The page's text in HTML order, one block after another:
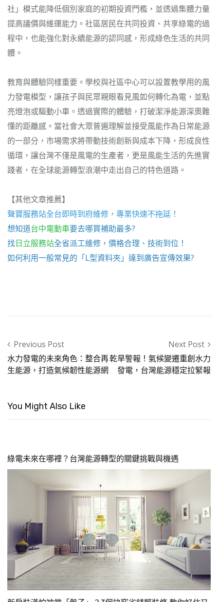
社」模式能降低個別家庭的初期投資門檻，並透過集體力量
提高議價與維運能力。社區居民在共同投資、共享綠電的過
程中，也能強化對永續能源的認同感，形成綠色生活的共同
體。
教育與體驗同樣重要。學校與社區中心可以設置教學用的風
力發電模型，讓孩子與民眾親眼看見風如何轉化為電，並點
亮燈泡或驅動小車。透過實際的體驗，打破潔淨能源深奧難
懂的距離感。當社會大眾普遍理解並接受風能作為日常能源
的一部分，市場需求將帶動技術創新與成本下降，形成良性
循環，讓台灣不僅是風電的生產者，更是風能生活的先進實
踐者，在全球能源轉型浪潮中走出自己的特色道路。
【其他文章推薦】
聲寶服務站全台即時到府維修，專業快速不拖延！
想知道台中電動車要去哪買補助最多?
找日立服務站全省派工維修，價格合理、技術到位！
如何利用一般常見的「L型資料夾」達到廣告宣傳效果?
Post navigation
Previous Post
水力發電的未來角色：整合再
生能源，打造氣候韌性能源網
Next Post
乾旱警報！氣候變遷重創水力
發電，台灣能源穩定拉緊報
You Might Also Like
綠電未來在哪裡？台灣能源轉型的關鍵挑戰與機遇